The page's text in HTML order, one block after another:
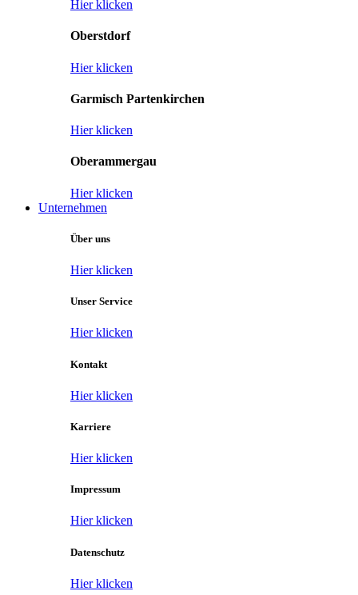
Hier klicken
Oberstdorf
Hier klicken
Garmisch Partenkirchen
Hier klicken
Oberammergau
Hier klicken
Unternehmen
Über uns
Hier klicken
Unser Service
Hier klicken
Kontakt
Hier klicken
Karriere
Hier klicken
Impressum
Hier klicken
Datenschutz
Hier klicken